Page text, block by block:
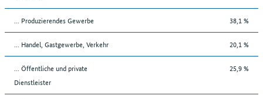
... Produzierendes Gewerbe 38,1 %
... Handel, Gastgewerbe, Verkehr 20,1 %
... Öffentliche und private
Dienstleister
25,9 %